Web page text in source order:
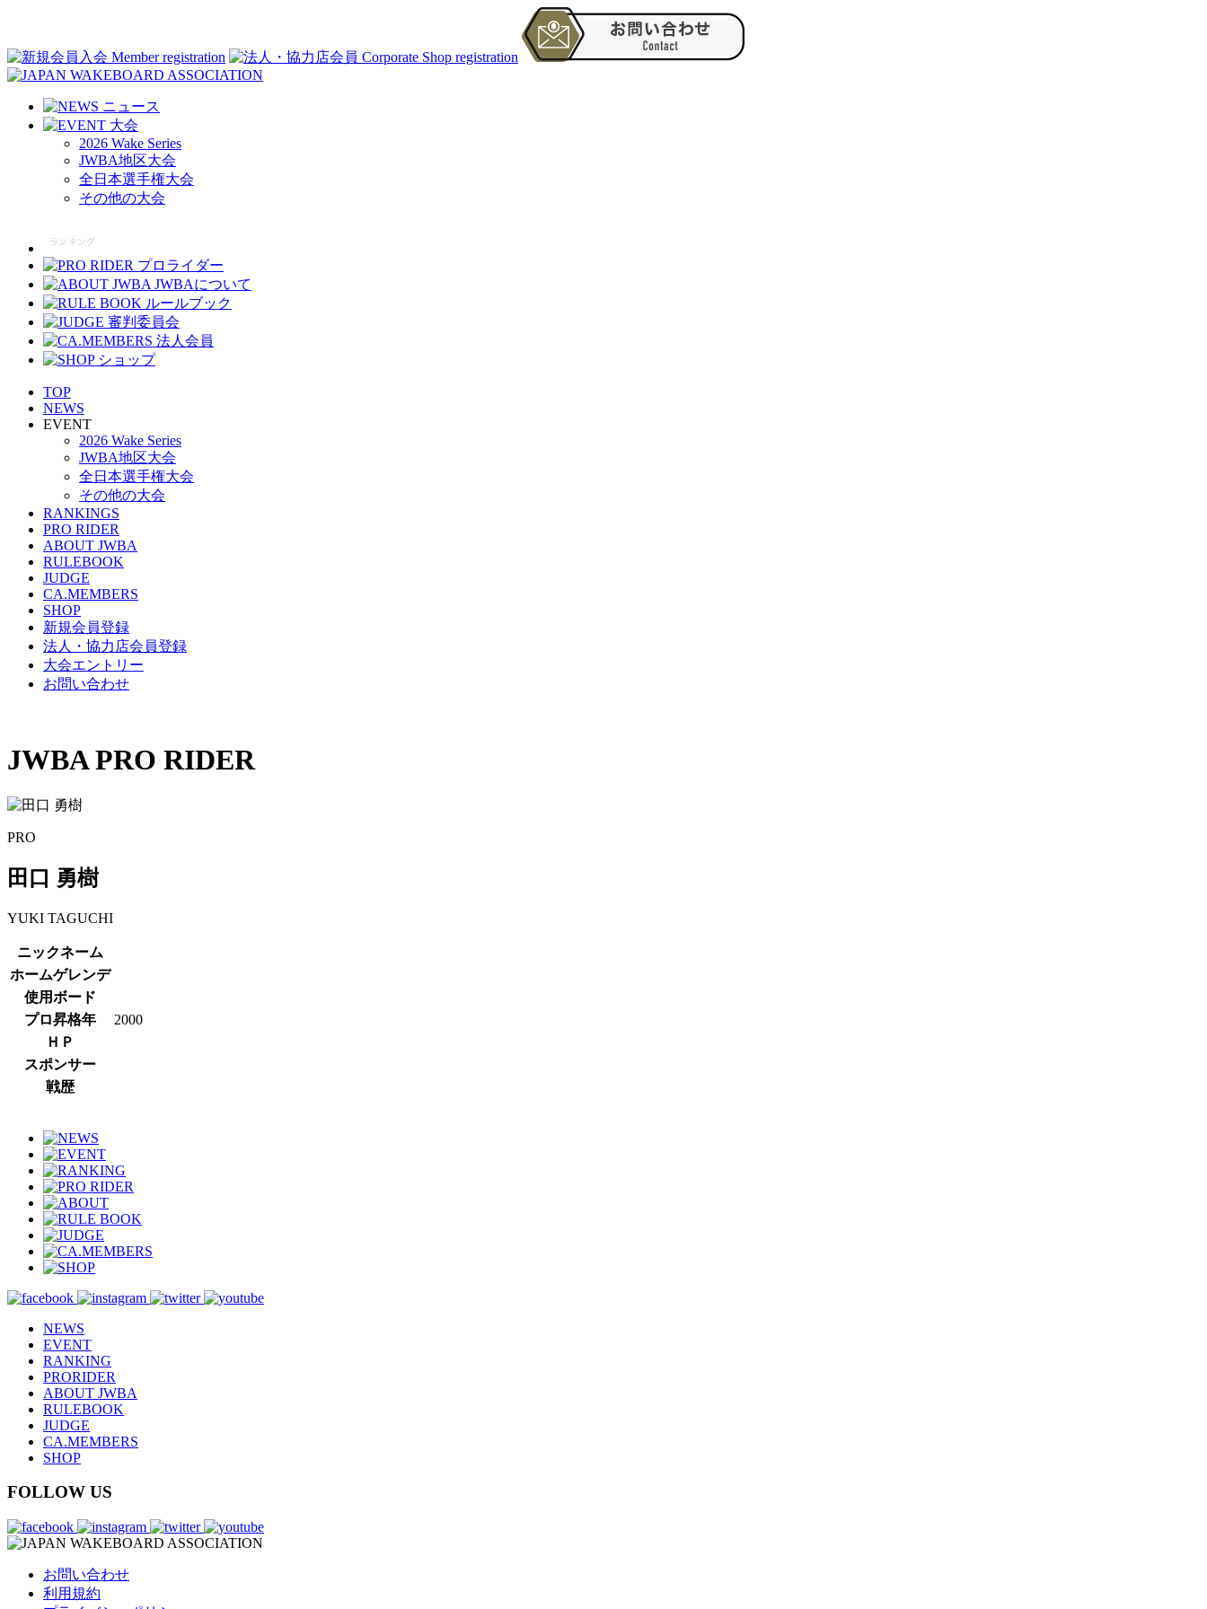
2026 Wake Series
JWBA地区大会
全日本選手権大会
その他の大会
TOP
NEWS
EVENT
2026 Wake Series
JWBA地区大会
全日本選手権大会
その他の大会
RANKINGS
PRO RIDER
ABOUT JWBA
RULEBOOK
JUDGE
CA.MEMBERS
SHOP
新規会員登録
法人・協力店会員登録
大会エントリー
お問い合わせ
JWBA PRO RIDER
PRO
田口 勇樹
YUKI TAGUCHI
ニックネーム
ホームゲレンデ
使用ボード
プロ昇格年
2000
ＨＰ
スポンサー
戦歴
NEWS
EVENT
RANKING
PRORIDER
ABOUT JWBA
RULEBOOK
JUDGE
CA.MEMBERS
SHOP
FOLLOW US
お問い合わせ
利用規約